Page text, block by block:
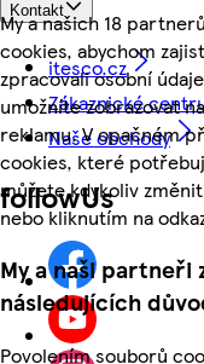
My a našich 18
cookies, abychom
zpracovali osobní
umožníte zobrazovat
reklamu. V opačném
cookies, které
můžete kdykoliv
nebo kliknutím na
My a naši partneři
následujících
Povolením souborů
Kontakt
itesco.cz
Zákaznické
Naše obchody
followUs